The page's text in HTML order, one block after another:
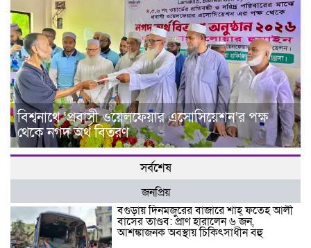
বিশ্বনাথে ‘প্রবাসী ওয়েলফেয়ার এসোসিয়েশন’র পক্ষ
থেকে নগদ অর্থ বিতরণ
সর্বশেষ
জনপ্রিয়
বগুড়ায় দিনমজুরের বাজারে শাহ্ ফতেহ আলী
বাসের তাণ্ডব: প্রাণ হারালেন ৬ জন,
আশঙ্কাজনক অবস্থায় চিকিৎসাধীন বহু